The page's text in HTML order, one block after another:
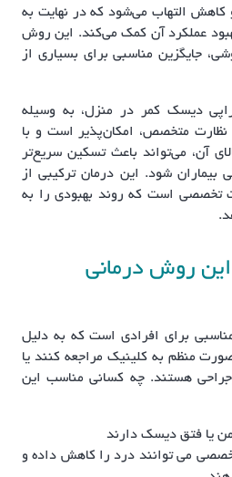
کاهش التهاب می‌شود که در نهایت به
عملکرد آن کمک می‌کند. این روش
جایگزین مناسبی برای بسیاری از
دیسک کمر در منزل، به وسیله
متخصص، امکان‌پذیر است و با
آن، می‌تواند باعث تسکین سریع‌تر
شود. این درمان ترکیبی از
تخصصی است که روند بهبودی را به
روش درمانی
برای افرادی است که به دلیل
منظم به کلینیک مراجعه کنند یا
هستند. چه کسانی مناسب این
یا فتق دیسک دارند
می توانند درد را کاهش داده و